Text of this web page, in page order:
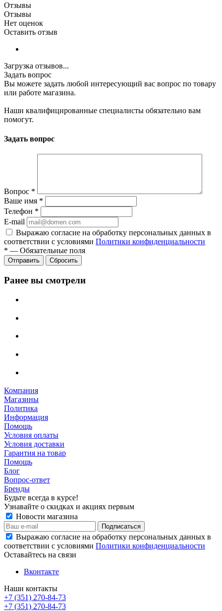
Отзывы
Отзывы
Нет оценок
Оставить отзыв
Загрузка отзывов...
Задать вопрос
Вы можете задать любой интересующий вас вопрос по товару
или работе магазина.
Наши квалифицированные специалисты обязательно вам
помогут.
Задать вопрос
Вопрос *
Ваше имя *
Телефон *
E-mail
Выражаю согласие на обработку персональных данных в
соответствии с условиями Политики конфиденциальности
* — Обязательные поля
Отправить Сбросить
Ранее вы смотрели
Компания
Магазины
Политика
Информация
Помощь
Условия оплаты
Условия доставки
Гарантия на товар
Помощь
Блог
Вопрос-ответ
Бренды
Будьте всегда в курсе!
Узнавайте о скидках и акциях первым
Новости магазина
Выражаю согласие на обработку персональных данных в
соответствии с условиями Политики конфиденциальности
Оставайтесь на связи
Вконтакте
Наши контакты
+7 (351) 270-84-73
+7 (351) 270-84-73